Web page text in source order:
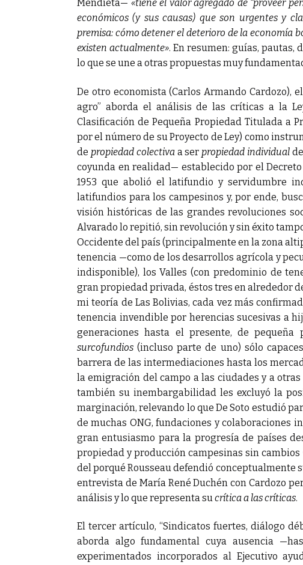
Mendieta— «tiene el valor agregado de “proveer
económicos (y sus causas) que son urgentes y
premisa: cómo detener el deterioro de la economía
existen actualmente». En resumen: guías, pautas,
lo que se une a otras propuestas muy
De otro economista (Carlos Armando Cardozo),
agro” aborda el análisis de las críticas a la
Clasificación de Pequeña Propiedad Titulada a
por el número de su Proyecto de Ley) como
de propiedad colectivaa ser propiedad individual
coyunda en realidad— establecido por el
1953 que abolió el latifundio y servidumbre
latifundios para los campesinos y, por ende,
visión históricas de las grandes revoluciones
Alvarado lo repitió, sin revolución y sin éxito
Occidente del país (principalmente en la zona
tenencia —como de los desarrollos agrícola y
indisponible), los Valles (con predominio de
gran propiedad privada, éstos tres en alrededor
mi teoría de Las Bolivias, cada vez más
tenencia invendible por herencias sucesivas a
generaciones hasta el presente, de
surcofundios (incluso parte de uno) sólo
barrera de las intermediaciones hasta los
la emigración del campo a las ciudades y a
también su inembargabilidad les excluyó la
marginación, relevando lo que De Soto estudió
de muchas ONG, fundaciones y colaboraciones
gran entusiasmo para la progresía de países
propiedad y producción campesinas sin cambios
del porqué Rousseau defendió conceptualmente
entrevista de María René Duchén con Cardozo
análisis y lo que representa su crítica a las críticas.
El tercer artículo, “Sindicatos fuertes, diálogo
aborda algo fundamental cuya ausencia
experimentados incorporados al Ejecutivo